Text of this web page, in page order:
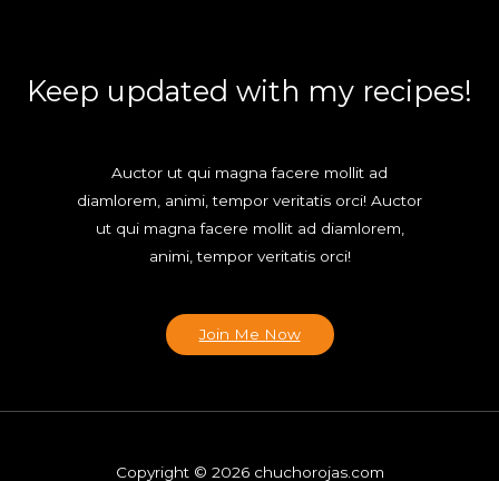
Keep updated with my recipes!
Auctor ut qui magna facere mollit ad
diamlorem, animi, tempor veritatis orci! Auctor
ut qui magna facere mollit ad diamlorem,
animi, tempor veritatis orci!
Join Me Now
Copyright © 2026 chuchorojas.com